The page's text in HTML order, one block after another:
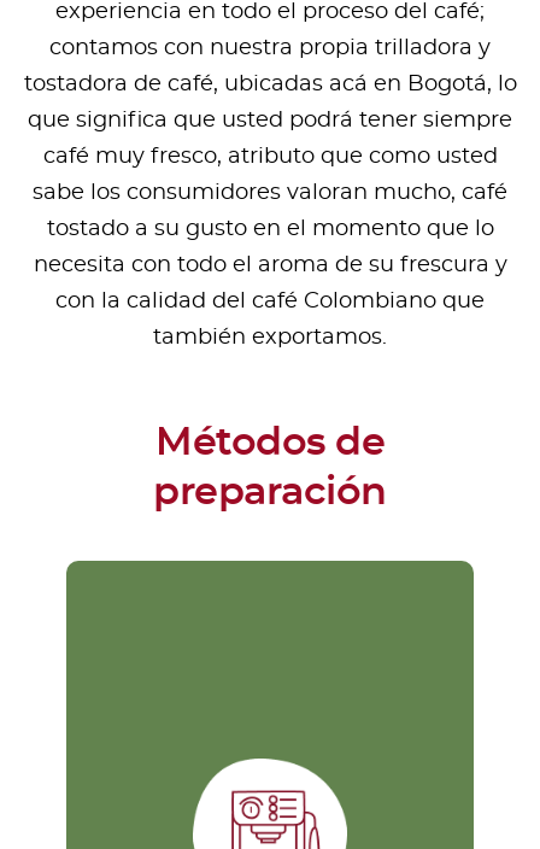
experiencia en todo el proceso del café;
contamos con nuestra propia trilladora y
tostadora de café, ubicadas acá en Bogotá, lo
que significa que usted podrá tener siempre
café muy fresco, atributo que como usted
sabe los consumidores valoran mucho, café
tostado a su gusto en el momento que lo
necesita con todo el aroma de su frescura y
con la calidad del café Colombiano que
también exportamos.
Métodos de
preparación
Máquina Expresso
Este método es uno de los más
complejos, pero proporciona el
café más personalizado y por esa